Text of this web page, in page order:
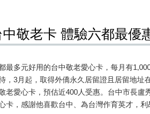
敬老卡 體驗六都最優
最多元好用的台中敬老愛心卡，每月有
， 3月起，取得外僑永久居留證且居留地址
老愛心卡，預估近400人受惠。台中市長盧
卡，感謝他喜歡台中、為台灣作育英才，